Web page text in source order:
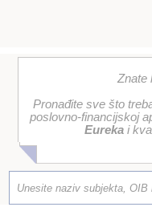
Znate
Pronađite sve što
poslovno-financijskoj
Eurekai